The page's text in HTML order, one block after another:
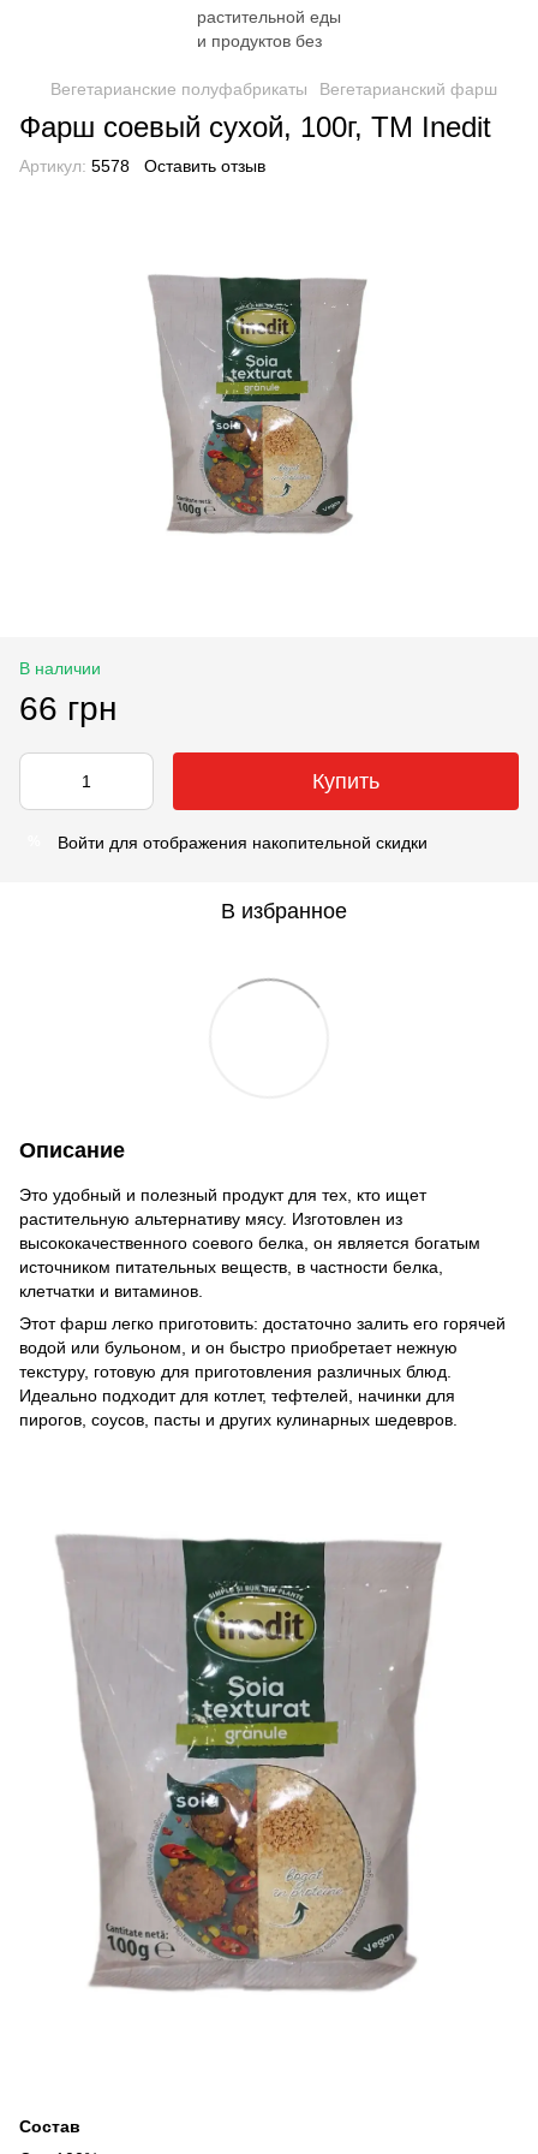
Вегетарианские полуфабрикаты Вегетарианский фарш
Фарш соевый сухой, 100г, ТМ Inedit
Артикул: 5578 Оставить отзыв
В наличии
66 грн
Купить
Войти для отображения накопительной скидки
В избранное
Описание
Это удобный и полезный продукт для тех, кто ищет
растительную альтернативу мясу. Изготовлен из
высококачественного соевого белка, он является богатым
источником питательных веществ, в частности белка,
клетчатки и витаминов.
Этот фарш легко приготовить: достаточно залить его горячей
водой или бульоном, и он быстро приобретает нежную
текстуру, готовую для приготовления различных блюд.
Идеально подходит для котлет, тефтелей, начинки для
пирогов, соусов, пасты и других кулинарных шедевров.
Состав